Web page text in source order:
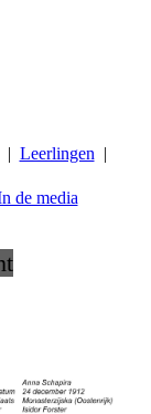
Leerlingen
de media